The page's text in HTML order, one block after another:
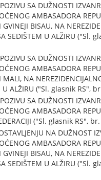
SA DUŽNOSTI
AMBASADORA
GVINEJI BISAU, NA
SEDIŠTEM U ALŽIRU ("Sl.
SA DUŽNOSTI
AMBASADORA
MALI, NA
U ALŽIRU ("Sl. glasnik RS",
SA DUŽNOSTI
AMBASADORA
("Sl. glasnik RS",
NA DUŽNOST
AMBASADORA
GVINEJI BISAU, NA
SEDIŠTEM U ALŽIRU ("Sl.